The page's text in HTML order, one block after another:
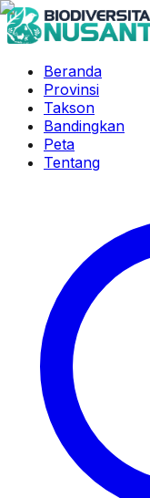
Beranda
Provinsi
Takson
Bandingkan
Peta
Tentang